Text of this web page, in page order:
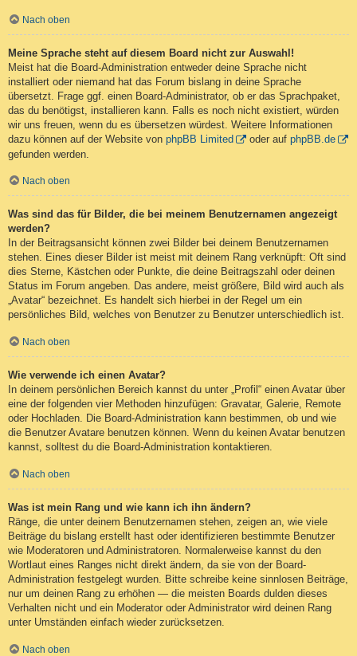
Nach oben
Meine Sprache steht auf diesem Board nicht zur Auswahl!
Meist hat die Board-Administration entweder deine Sprache nicht
installiert oder niemand hat das Forum bislang in deine Sprache
übersetzt. Frage ggf. einen Board-Administrator, ob er das Sprachpaket,
das du benötigst, installieren kann. Falls es noch nicht existiert, würden
wir uns freuen, wenn du es übersetzen würdest. Weitere Informationen
dazu können auf der Website von phpBB Limited oder auf phpBB.de
gefunden werden.
Nach oben
Was sind das für Bilder, die bei meinem Benutzernamen angezeigt
werden?
In der Beitragsansicht können zwei Bilder bei deinem Benutzernamen
stehen. Eines dieser Bilder ist meist mit deinem Rang verknüpft: Oft sind
dies Sterne, Kästchen oder Punkte, die deine Beitragszahl oder deinen
Status im Forum angeben. Das andere, meist größere, Bild wird auch als
„Avatar“ bezeichnet. Es handelt sich hierbei in der Regel um ein
persönliches Bild, welches von Benutzer zu Benutzer unterschiedlich ist.
Nach oben
Wie verwende ich einen Avatar?
In deinem persönlichen Bereich kannst du unter „Profil“ einen Avatar über
eine der folgenden vier Methoden hinzufügen: Gravatar, Galerie, Remote
oder Hochladen. Die Board-Administration kann bestimmen, ob und wie
die Benutzer Avatare benutzen können. Wenn du keinen Avatar benutzen
kannst, solltest du die Board-Administration kontaktieren.
Nach oben
Was ist mein Rang und wie kann ich ihn ändern?
Ränge, die unter deinem Benutzernamen stehen, zeigen an, wie viele
Beiträge du bislang erstellt hast oder identifizieren bestimmte Benutzer
wie Moderatoren und Administratoren. Normalerweise kannst du den
Wortlaut eines Ranges nicht direkt ändern, da sie von der Board-
Administration festgelegt wurden. Bitte schreibe keine sinnlosen Beiträge,
nur um deinen Rang zu erhöhen — die meisten Boards dulden dieses
Verhalten nicht und ein Moderator oder Administrator wird deinen Rang
unter Umständen einfach wieder zurücksetzen.
Nach oben